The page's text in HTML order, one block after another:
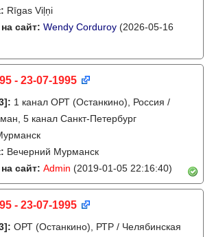
Rīgas Viļņi
сайт: Wendy Corduroy (2026-05-16
- 23-07-1995
: 1 канал ОРТ (Останкино), Россия /
5 канал Санкт-Петербург
Вечерний Мурманск
сайт: Admin (2019-01-05 22:16:40)
- 23-07-1995
: ОРТ (Останкино), РТР / Челябинская